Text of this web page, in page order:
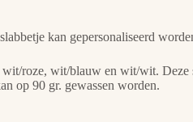
kan gepersonaliseerd
roze, wit/blauw en wit/wit.
op 90 gr. gewassen worden.